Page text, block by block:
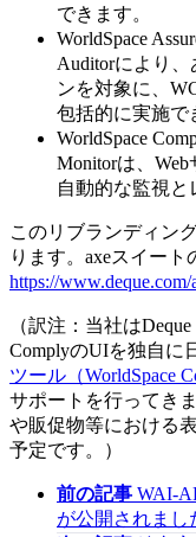
できます。
WorldSpace
Auditorにより
ンを対象に、
包括的に実施で
WorldSpace
Monitorは、
自動的な監視と
このリブランディン
ります。axeスイート
https://www.deque.com/
（訳注：当社は
ComplyのUIを独自に
ツール（WorldSpace
サポートを行ってき
や販促物等における
予定です。）
前の記事 WAI-
が公開されまし